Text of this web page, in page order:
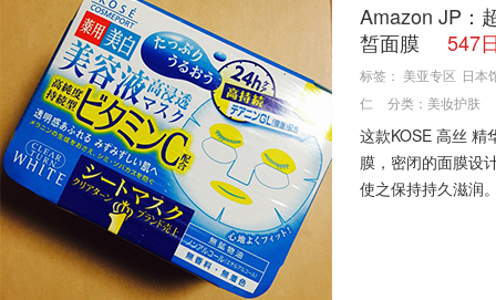
Amazon JP：
皙面膜
547
标签： 美亚专区 日本
仁
分类： 美妆护肤
这款KOSE 高丝 精
膜，密闭的面膜设
使之保持持久滋润